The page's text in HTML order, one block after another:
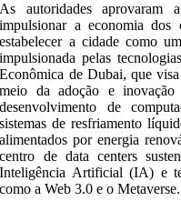
As autoridades aprovaram
impulsionar a economia
estabelecer a cidade como
impulsionada pelas
Econômica de Dubai, que
meio da adoção e
desenvolvimento de
sistemas de resfriamento
alimentados por energia
centro de data centers
Inteligência Artificial (IA) e
como a Web 3.0 e o Metaverse.